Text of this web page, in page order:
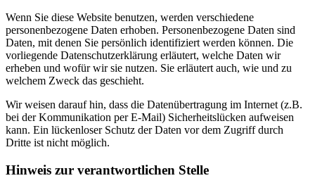
Wenn Sie diese Website benutzen, werden verschiedene
personenbezogene Daten erhoben. Personenbezogene Daten sind
Daten, mit denen Sie persönlich identifiziert werden können. Die
vorliegende Datenschutzerklärung erläutert, welche Daten wir
erheben und wofür wir sie nutzen. Sie erläutert auch, wie und zu
welchem Zweck das geschieht.
Wir weisen darauf hin, dass die Datenübertragung im Internet (z.B.
bei der Kommunikation per E-Mail) Sicherheitslücken aufweisen
kann. Ein lückenloser Schutz der Daten vor dem Zugriff durch
Dritte ist nicht möglich.
Hinweis zur verantwortlichen Stelle